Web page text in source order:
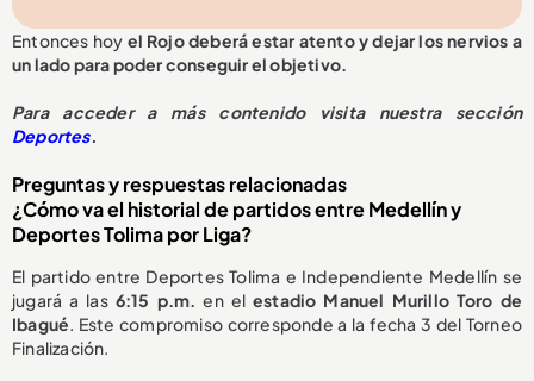
Entonces hoy el Rojo deberá estar atento y dejar los nervios a
un lado para poder conseguir el objetivo.
Para acceder a más contenido visita nuestra sección
Deportes.
Preguntas y respuestas relacionadas
¿Cómo va el historial de partidos entre Medellín y
Deportes Tolima por Liga?
El partido entre Deportes Tolima e Independiente Medellín se
jugará a las 6:15 p.m. en elestadio Manuel Murillo Toro de
Ibagué . Este compromiso corresponde a la fecha 3 del Torneo
Finalización.